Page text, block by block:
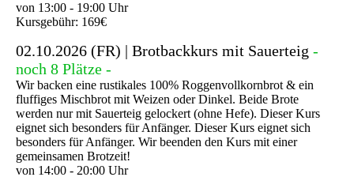
von 13:00 - 19:00 Uhr
Kursgebühr: 169€
02.10.2026 (FR) | Brotbackkurs mit Sauerteig -
noch 8 Plätze -
Wir backen eine rustikales 100% Roggenvollkornbrot & ein
fluffiges Mischbrot mit Weizen oder Dinkel. Beide Brote
werden nur mit Sauerteig gelockert (ohne Hefe). Dieser Kurs
eignet sich besonders für Anfänger. Dieser Kurs eignet sich
besonders für Anfänger. Wir beenden den Kurs mit einer
gemeinsamen Brotzeit!
von 14:00 - 20:00 Uhr